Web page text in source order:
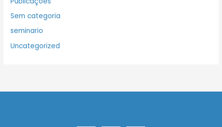
Sem categoria
seminario
Uncategorized